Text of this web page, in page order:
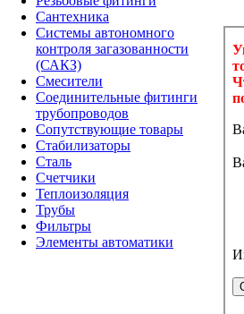
Сантехника
Системы автономного
контроля загазованности
(САКЗ)
Смесители
Соединительные фитинги
трубопроводов
Сопутствующие товары
Стабилизаторы
Сталь
Счетчики
Теплоизоляция
Трубы
Фильтры
Элементы автоматики